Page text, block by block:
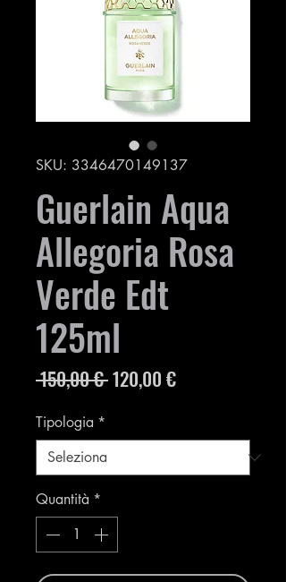
SKU: 3346470149137
Guerlain Aqua
Allegoria Rosa
Verde Edt
125ml
150,00 € Prezzo
120,00 €Prezzo
Tipologia *
Quantità *